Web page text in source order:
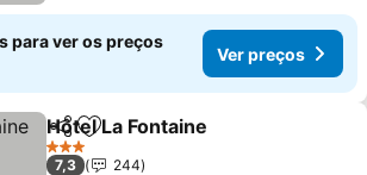
para ver os preços
Ver preços
PartilharAdicionar aos favoritos
Hôtel La Fontaine
3 Estrelas
7,3
244